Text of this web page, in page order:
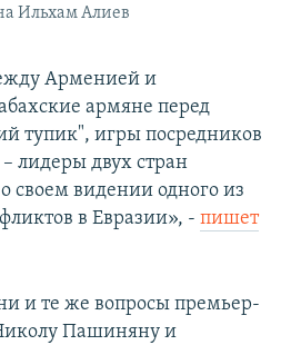
Ильхам Алиев
Арменией и
армяне перед
тупик", игры посредников
лидеры двух стран
своем видении одного из
в Евразии», - пишет
и те же вопросы премьер-
Пашиняну и